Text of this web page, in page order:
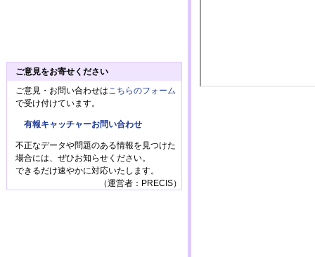
ご意見をお寄せください
ご意見・お問い合わせは こちらのフォーム
で受け付けています。
有報キャッチャーお問い合わせ
不正なデータや問題のある情報を見つけた
場合には、ぜひお知らせください。
できるだけ速やかに対応いたします。
（運営者：PRECIS）